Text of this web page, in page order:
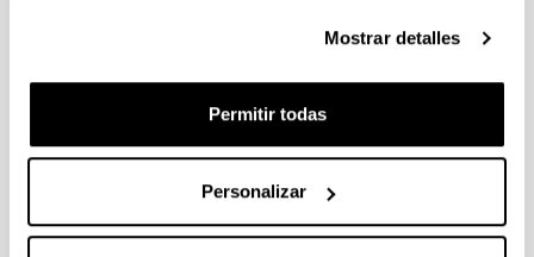
Mostrar detalles
Permitir todas
Personalizar
Normativa